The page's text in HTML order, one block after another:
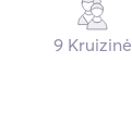
9 Kruizinė